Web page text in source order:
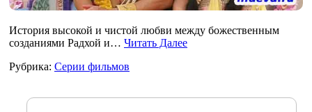
История высокой и чистой любви между божественным
созданиями Радхой и… Читать Далее
Рубрика: Серии фильмов